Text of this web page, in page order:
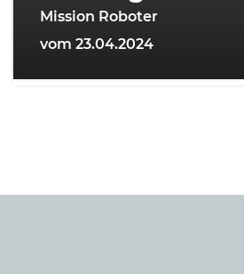
Mission Roboter
vom 23.04.2024